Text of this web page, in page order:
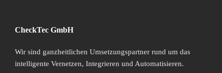
CheckTec GmbH
Wir sind ganzheitlichen Umsetzungspartner rund um das
intelligente Vernetzen, Integrieren und Automatisieren.